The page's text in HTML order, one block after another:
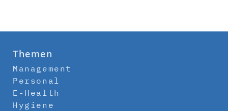
Themen
Management
Personal
E-Health
Hygiene